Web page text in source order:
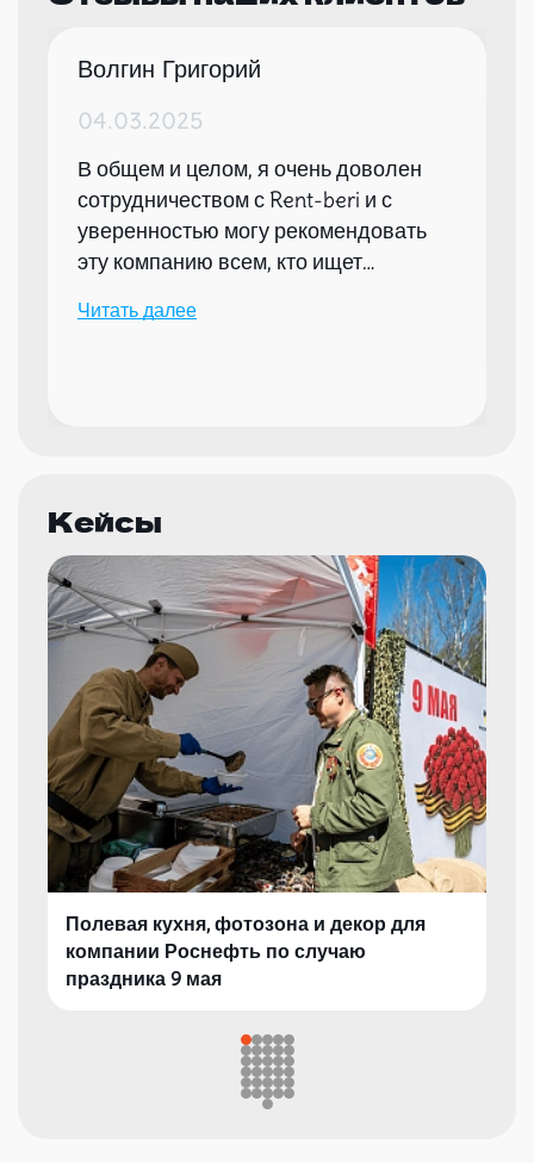
Волгин Григорий
04.03.2025
В общем и целом, я очень доволен
сотрудничеством с Rent-beri и с
уверенностью могу рекомендовать
эту компанию всем, кто ищет
мероприятий.
Читать далее
Кейсы
Полевая кухня, фотозона и декор для
компании Роснефть по случаю
праздника 9 мая